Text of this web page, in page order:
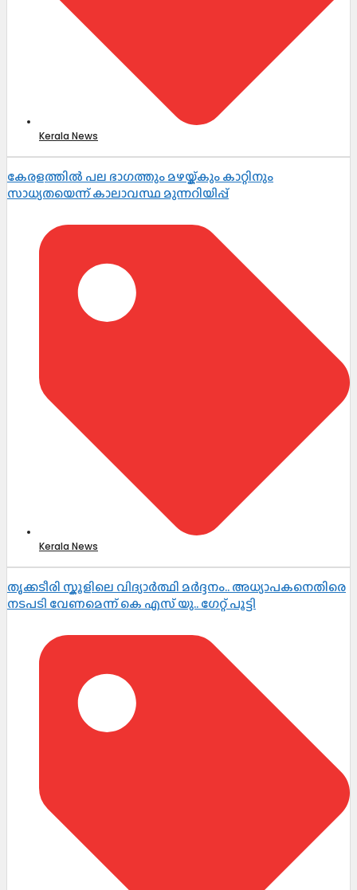
Kerala News
കേരളത്തിൽ പല ഭാഗത്തും മഴയ്ക്കും കാറ്റിനും
സാധ്യതയെന്ന് കാലാവസ്ഥ മുന്നറിയിപ്പ്
Kerala News
തൃക്കടീരി സ്കൂളിലെ വിദ്യാർത്ഥി മർദ്ദനം.. അധ്യാപകനെതിരെ
നടപടി വേണമെന്ന് കെ എസ് യു.. ഗേറ്റ് പൂട്ടി